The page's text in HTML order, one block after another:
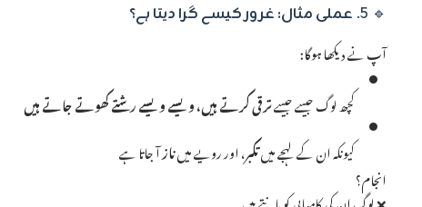
🔹 5. عملی مثال: غرور کیسے گرا دیتا ہے؟
آپ نے دیکھا ہوگا:
کچھ لوگ جیسے جیسےترقی کرتے ہیں، ویسے ویسے رشتے کھوتے جاتے ہیں
کیونکہ ان کے لہجے میںتکبر، اور رویے میںنازآ جاتا ہے
انجام؟